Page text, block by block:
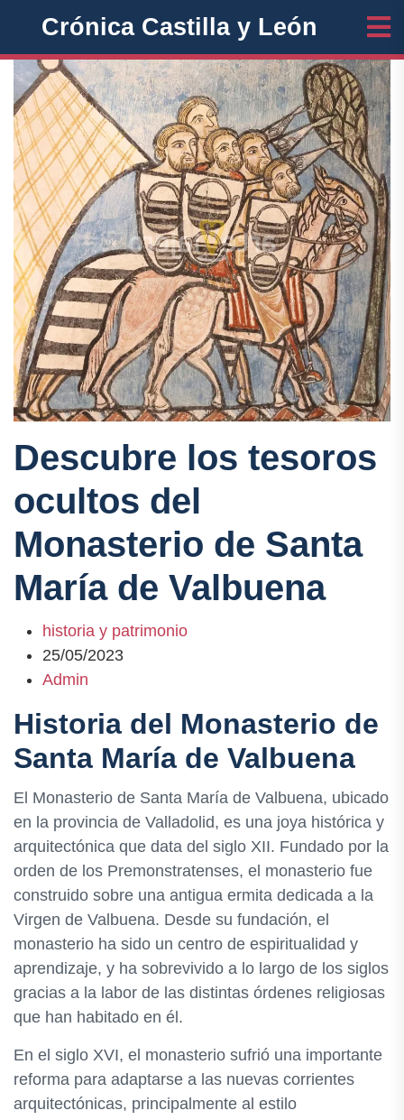
Crónica Castilla y León
Descubre los tesoros
ocultos del
Monasterio de Santa
María de Valbuena
historia y patrimonio
25/05/2023
Admin
Historia del Monasterio de
Santa María de Valbuena
El Monasterio de Santa María de Valbuena, ubicado
en la provincia de Valladolid, es una joya histórica y
arquitectónica que data del siglo XII. Fundado por la
orden de los Premonstratenses, el monasterio fue
construido sobre una antigua ermita dedicada a la
Virgen de Valbuena. Desde su fundación, el
monasterio ha sido un centro de espiritualidad y
aprendizaje, y ha sobrevivido a lo largo de los siglos
gracias a la labor de las distintas órdenes religiosas
que han habitado en él.
En el siglo XVI, el monasterio sufrió una importante
reforma para adaptarse a las nuevas corrientes
arquitectónicas, principalmente al estilo